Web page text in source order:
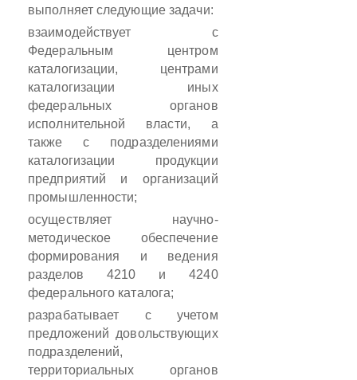
выполняет следующие задачи:
взаимодействует с
Федеральным центром
каталогизации, центрами
каталогизации иных
федеральных органов
исполнительной власти, а
также с подразделениями
каталогизации продукции
предприятий и организаций
промышленности;
осуществляет научно-
методическое обеспечение
формирования и ведения
разделов 4210 и 4240
федерального каталога;
разрабатывает с учетом
предложений довольствующих
подразделений,
территориальных органов